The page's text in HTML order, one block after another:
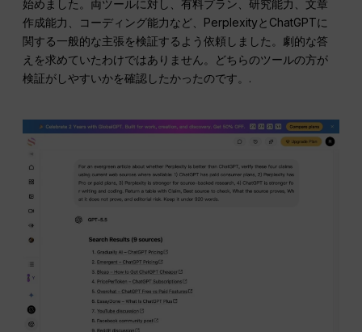
始めました。両ツールに対し、有料プラン、研究能力、文章
作成能力、コーディング能力など、PerplexityとChatGPTに
関する一般的な主張を検証するよう依頼しました。劇的な答
えを求めていたわけではありません。どちらのツールの方が
検証がしやすいかを確認したかったのです。.